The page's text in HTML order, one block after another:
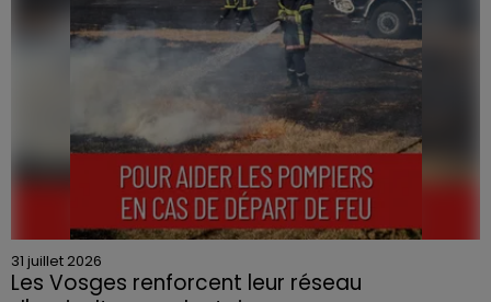
31 juillet 2026
Les Vosges renforcent leur réseau